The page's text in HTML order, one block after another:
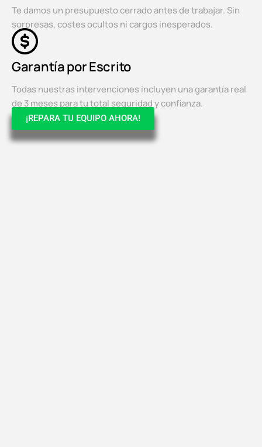
Te damos un presupuesto cerrado antes de trabajar. Sin
sorpresas, costes ocultos ni cargos inesperados.
Garantía por Escrito
Todas nuestras intervenciones incluyen una garantía real
de 3 meses para tu total seguridad y confianza.
¡REPARA TU EQUIPO AHORA!